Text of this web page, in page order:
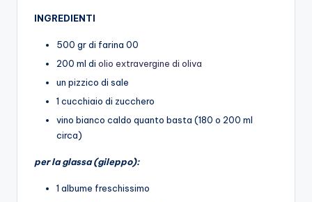
INGREDIENTI
500 gr di farina 00
200 ml di olio extravergine di oliva
un pizzico di sale
1 cucchiaio di zucchero
vino bianco caldo quanto basta (180 o 200 ml
circa)
per la glassa (gileppo):
1 albume freschissimo